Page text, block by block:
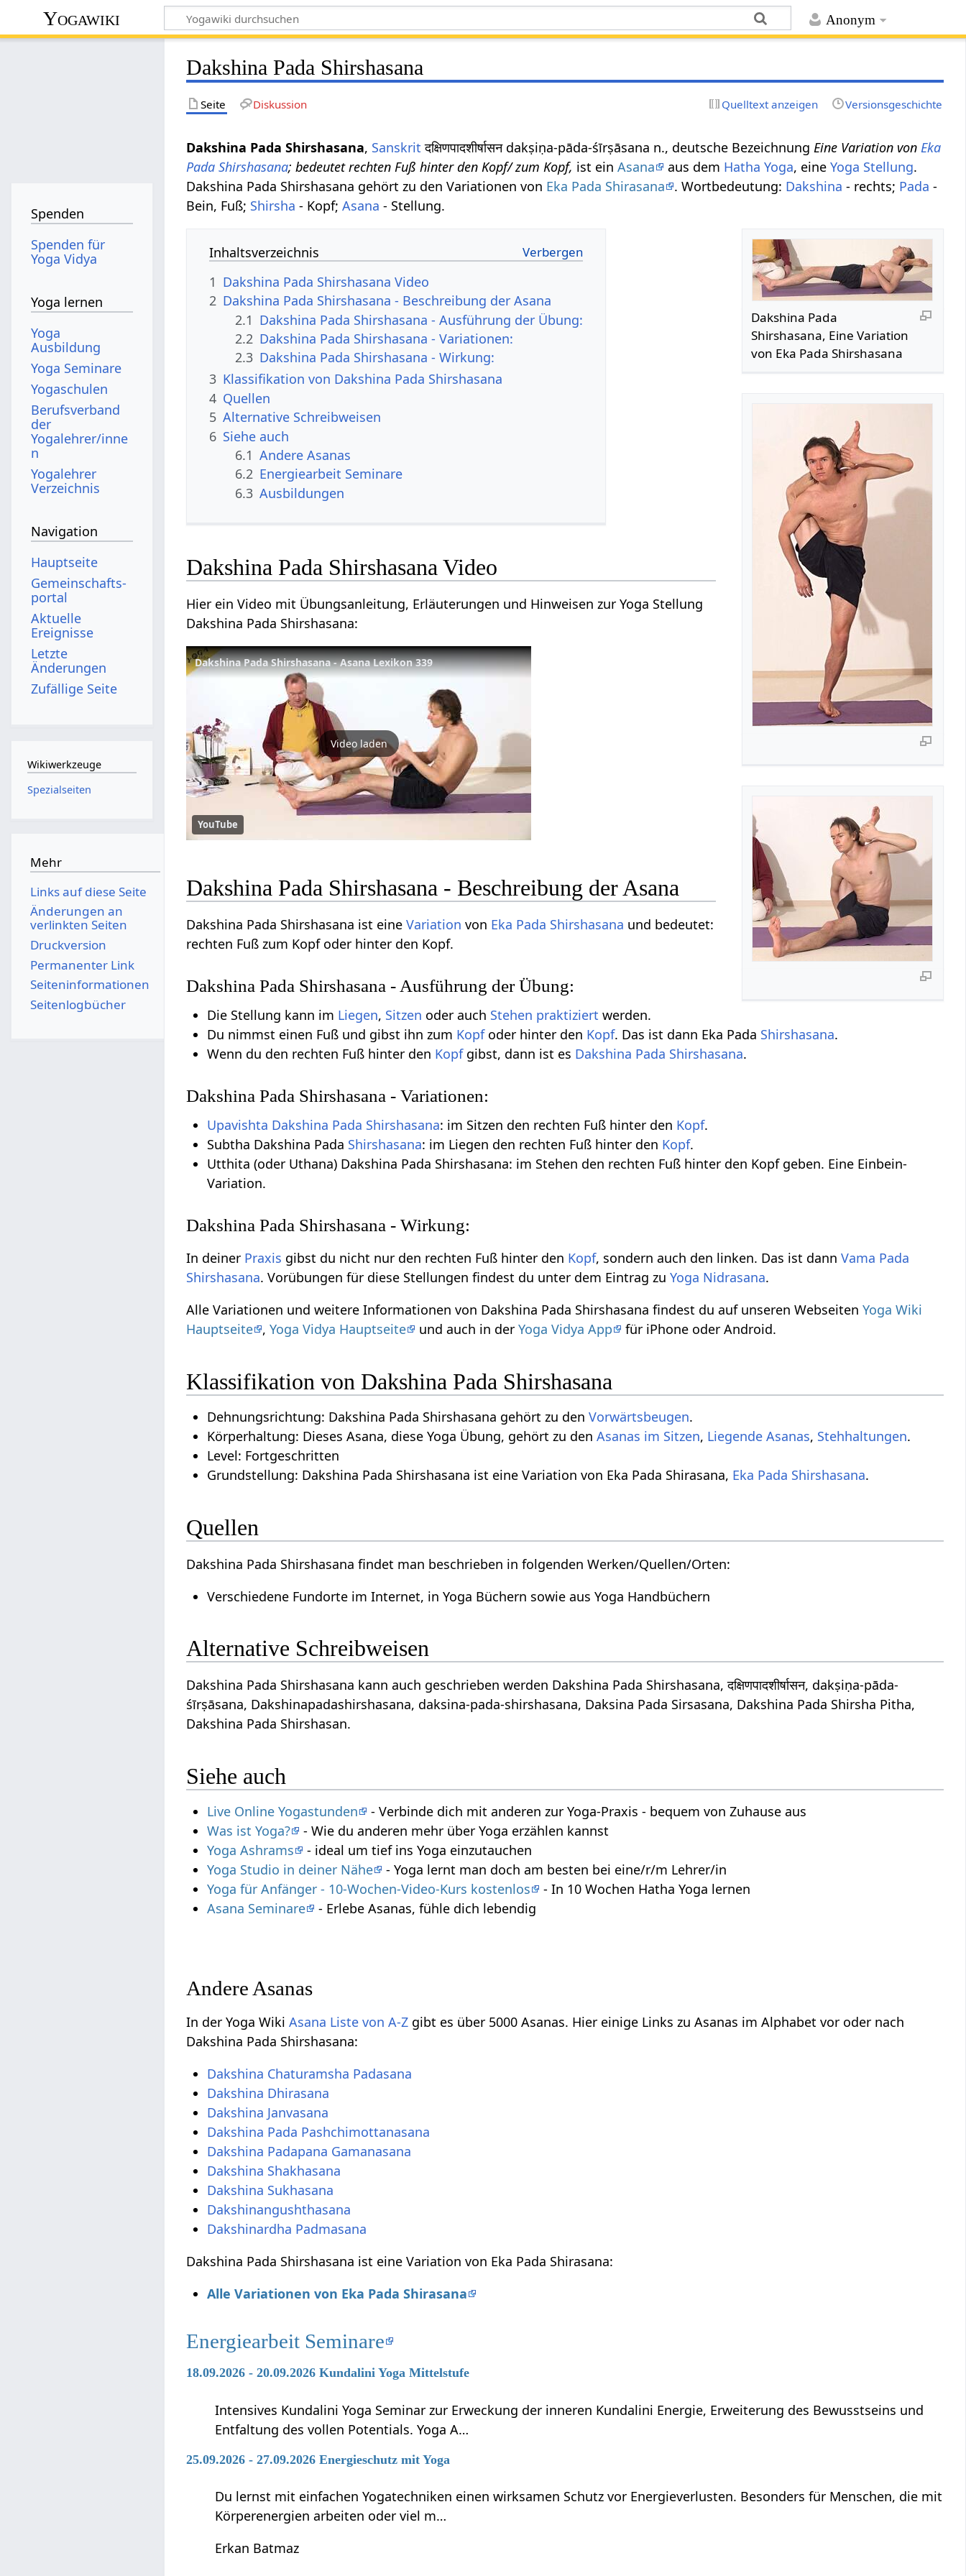
Anonym
Yogawiki
Dakshina Pada Shirshasana
Seite Diskussion Quelltext anzeigen Versionsgeschichte
Dakshina Pada Shirshasana, Sanskrit दक्षिणपादशीर्षासन dakṣiṇa-pāda-śīrṣāsana n., deutsche Bezeichnung Eine Variation von Eka
Pada Shirshasana; bedeutet rechten Fuß hinter den Kopf/ zum Kopf, ist einAsana aus dem Hatha Yoga, eineYoga Stellung.
Dakshina Pada Shirshasana gehört zu den Variationen von Eka Pada Shirasana . Wortbedeutung: Dakshina - rechts; Pada -
Bein, Fuß; Shirsha - Kopf;Asana - Stellung.
Dakshina Pada
Shirshasana, Eine Variation
von Eka Pada Shirshasana
Inhaltsverzeichnis
1 Dakshina Pada Shirshasana Video
2 Dakshina Pada Shirshasana - Beschreibung der Asana
2.1 Dakshina Pada Shirshasana - Ausführung der Übung:
2.2 Dakshina Pada Shirshasana - Variationen:
2.3 Dakshina Pada Shirshasana - Wirkung:
3 Klassifikation von Dakshina Pada Shirshasana
4 Quellen
5 Alternative Schreibweisen
6 Siehe auch
6.1 Andere Asanas
6.2 Energiearbeit Seminare
6.3 Ausbildungen
Dakshina Pada Shirshasana Video
Hier ein Video mit Übungsanleitung, Erläuterungen und Hinweisen zur Yoga Stellung
Dakshina Pada Shirshasana:
Dakshina Pada Shirshasana - Asana Lexikon 339
Video laden
YouTube
Dakshina Pada Shirshasana - Beschreibung der Asana
Dakshina Pada Shirshasana ist eineVariation von Eka Pada Shirshasana und bedeutet:
rechten Fuß zum Kopf oder hinter den Kopf.
Dakshina Pada Shirshasana - Ausführung der Übung:
Die Stellung kann im Liegen, Sitzen oder auch Stehen praktiziert werden.
Du nimmst einen Fuß und gibst ihn zum Kopfoder hinter den Kopf. Das ist dann Eka Pada Shirshasana.
Wenn du den rechten Fuß hinter den Kopfgibst, dann ist es Dakshina Pada Shirshasana.
Dakshina Pada Shirshasana - Variationen:
Upavishta Dakshina Pada Shirshasana: im Sitzen den rechten Fuß hinter den Kopf.
Subtha Dakshina Pada Shirshasana: im Liegen den rechten Fuß hinter den Kopf.
Utthita (oder Uthana) Dakshina Pada Shirshasana: im Stehen den rechten Fuß hinter den Kopf geben. Eine Einbein-
Variation.
Dakshina Pada Shirshasana - Wirkung:
In deiner Praxis gibst du nicht nur den rechten Fuß hinter den Kopf, sondern auch den linken. Das ist dannVama Pada
Shirshasana. Vorübungen für diese Stellungen findest du unter dem Eintrag zuYoga Nidrasana.
Alle Variationen und weitere Informationen von Dakshina Pada Shirshasana findest du auf unseren WebseitenYoga Wiki
Hauptseite ,Yoga Vidya Hauptseite und auch in derYoga Vidya App für iPhone oder Android.
Klassifikation von Dakshina Pada Shirshasana
Dehnungsrichtung: Dakshina Pada Shirshasana gehört zu denVorwärtsbeugen.
Körperhaltung: Dieses Asana, diese Yoga Übung, gehört zu denAsanas im Sitzen, Liegende Asanas, Stehhaltungen.
Level: Fortgeschritten
Grundstellung: Dakshina Pada Shirshasana ist eine Variation von Eka Pada Shirasana, Eka Pada Shirshasana.
Quellen
Dakshina Pada Shirshasana findet man beschrieben in folgenden Werken/Quellen/Orten:
Verschiedene Fundorte im Internet, in Yoga Büchern sowie aus Yoga Handbüchern
Alternative Schreibweisen
Dakshina Pada Shirshasana kann auch geschrieben werden Dakshina Pada Shirshasana, दक्षिणपादशीर्षासन, dakṣiṇa-pāda-
śīrṣāsana, Dakshinapadashirshasana, daksina-pada-shirshasana, Daksina Pada Sirsasana, Dakshina Pada Shirsha Pitha,
Dakshina Pada Shirshasan.
Siehe auch
Live Online Yogastunden
- Verbinde dich mit anderen zur Yoga-Praxis - bequem von Zuhause aus
Was ist Yoga?
- Wie du anderen mehr über Yoga erzählen kannst
Yoga Ashrams
- ideal um tief ins Yoga einzutauchen
Yoga Studio in deiner Nähe
- Yoga lernt man doch am besten bei eine/r/m Lehrer/in
Yoga für Anfänger - 10-Wochen-Video-Kurs kostenlos
- In 10 Wochen Hatha Yoga lernen
Asana Seminare
- Erlebe Asanas, fühle dich lebendig
Andere Asanas
In der Yoga WikiAsana Liste von A-Z gibt es über 5000 Asanas. Hier einige Links zu Asanas im Alphabet vor oder nach
Dakshina Pada Shirshasana:
Dakshina Chaturamsha Padasana
Dakshina Dhirasana
Dakshina Janvasana
Dakshina Pada Pashchimottanasana
Dakshina Padapana Gamanasana
Dakshina Shakhasana
Dakshina Sukhasana
Dakshinangushthasana
Dakshinardha Padmasana
Dakshina Pada Shirshasana ist eine Variation von Eka Pada Shirasana:
Alle Variationen von Eka Pada Shirasana
Energiearbeit Seminare
18.09.2026 - 20.09.2026 Kundalini Yoga Mittelstufe
Intensives Kundalini Yoga Seminar zur Erweckung der inneren Kundalini Energie, Erweiterung des Bewusstseins und
Entfaltung des vollen Potentials. Yoga A…
25.09.2026 - 27.09.2026 Energieschutz mit Yoga
Du lernst mit einfachen Yogatechniken einen wirksamen Schutz vor Energieverlusten. Besonders für Menschen, die mit
Körperenergien arbeiten oder viel m…
Erkan Batmaz
Spenden
Spenden für
Yoga Vidya
Yoga lernen
Yoga
Ausbildung
Yoga Seminare
Yogaschulen
Berufsverband
der
Yogalehrer/inne
n
Yogalehrer
Verzeichnis
Navigation
Hauptseite
Gemeinschafts­
portal
Aktuelle
Ereignisse
Letzte
Änderungen
Zufällige Seite
Wikiwerkzeuge
Spezialseiten
Mehr
Links auf diese Seite
Änderungen an
verlinkten Seiten
Druckversion
Permanenter Link
Seiten­­informationen
Seitenlogbücher